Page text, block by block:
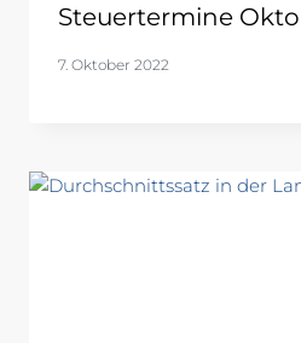
Steuertermine
7. Oktober 2022